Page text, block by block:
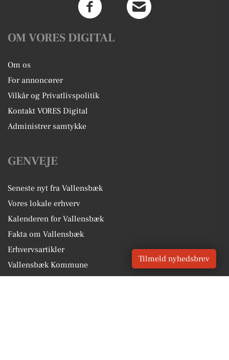
OM VORES DIGITAL
Om os
For annoncører
Vilkår og Privatlivspolitik
Kontakt VORES Digital
Administrer samtykke
GENVEJE
Seneste nyt fra Vallensbæk
Vores lokale erhverv
Kalenderen for Vallensbæk
Fakta om Vallensbæk
Erhvervsartikler
Vallensbæk Kommune
Tilmeld nyhedsbrev